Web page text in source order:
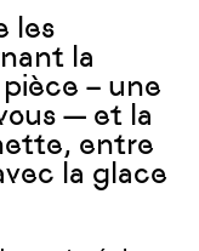
les
la
– une
— et la
entre
la glace